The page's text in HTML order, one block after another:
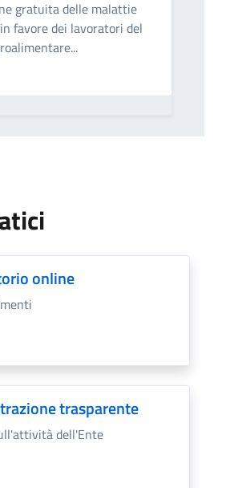
gratuita delle malattie
favore dei lavoratori del
online
trasparente
dell'Ente